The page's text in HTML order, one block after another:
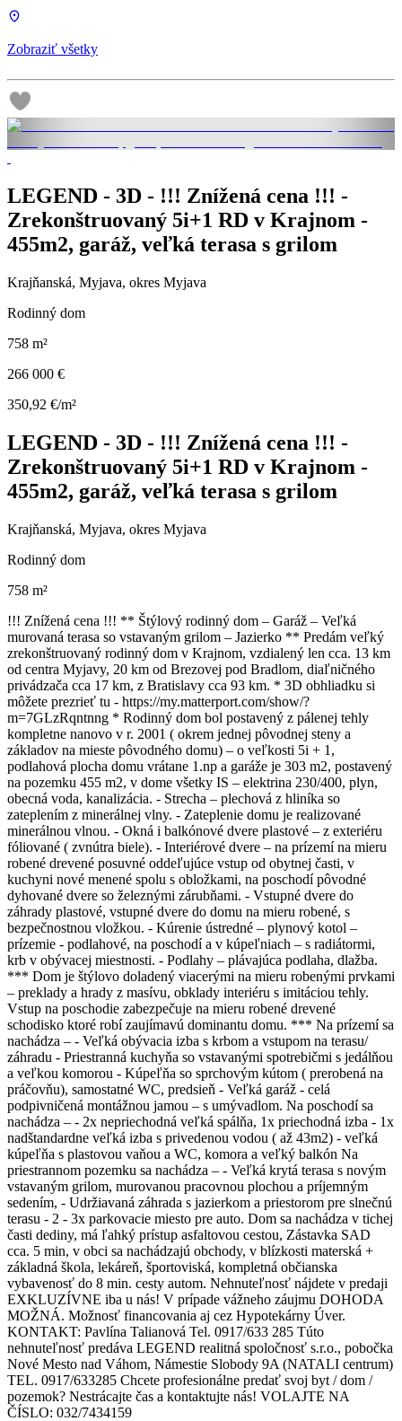
Zobraziť všetky
LEGEND - 3D - !!! Znížená cena !!! -
Zrekonštruovaný 5i+1 RD v Krajnom -
455m2, garáž, veľká terasa s grilom
Krajňanská, Myjava, okres Myjava
Rodinný dom
758 m²
266 000 €
350,92 €/m²
LEGEND - 3D - !!! Znížená cena !!! -
Zrekonštruovaný 5i+1 RD v Krajnom -
455m2, garáž, veľká terasa s grilom
Krajňanská, Myjava, okres Myjava
Rodinný dom
758 m²
!!! Znížená cena !!! ** Štýlový rodinný dom – Garáž – Veľká
murovaná terasa so vstavaným grilom – Jazierko ** Predám veľký
zrekonštruovaný rodinný dom v Krajnom, vzdialený len cca. 13 km
od centra Myjavy, 20 km od Brezovej pod Bradlom, diaľničného
privádzača cca 17 km, z Bratislavy cca 93 km. * 3D obhliadku si
môžete prezrieť tu - https://my.matterport.com/show/?
m=7GLzRqntnng * Rodinný dom bol postavený z pálenej tehly
kompletne nanovo v r. 2001 ( okrem jednej pôvodnej steny a
základov na mieste pôvodného domu) – o veľkosti 5i + 1,
podlahová plocha domu vrátane 1.np a garáže je 303 m2, postavený
na pozemku 455 m2, v dome všetky IS – elektrina 230/400, plyn,
obecná voda, kanalizácia. - Strecha – plechová z hliníka so
zateplením z minerálnej vlny. - Zateplenie domu je realizované
minerálnou vlnou. - Okná i balkónové dvere plastové – z exteriéru
fóliované ( zvnútra biele). - Interiérové dvere – na prízemí na mieru
robené drevené posuvné oddeľujúce vstup od obytnej časti, v
kuchyni nové menené spolu s obložkami, na poschodí pôvodné
dyhované dvere so železnými zárubňami. - Vstupné dvere do
záhrady plastové, vstupné dvere do domu na mieru robené, s
bezpečnostnou vložkou. - Kúrenie ústredné – plynový kotol –
prízemie - podlahové, na poschodí a v kúpeľniach – s radiátormi,
krb v obývacej miestnosti. - Podlahy – plávajúca podlaha, dlažba.
*** Dom je štýlovo doladený viacerými na mieru robenými prvkami
– preklady a hrady z masívu, obklady interiéru s imitáciou tehly.
Vstup na poschodie zabezpečuje na mieru robené drevené
schodisko ktoré robí zaujímavú dominantu domu. *** Na prízemí sa
nachádza – - Veľká obývacia izba s krbom a vstupom na terasu/
záhradu - Priestranná kuchyňa so vstavanými spotrebičmi s jedálňou
a veľkou komorou - Kúpeľňa so sprchovým kútom ( prerobená na
práčovňu), samostatné WC, predsieň - Veľká garáž - celá
podpivničená montážnou jamou – s umývadlom. Na poschodí sa
nachádza – - 2x nepriechodná veľká spálňa, 1x priechodná izba - 1x
nadštandardne veľká izba s privedenou vodou ( až 43m2) - veľká
kúpeľňa s plastovou vaňou a WC, komora a veľký balkón Na
priestrannom pozemku sa nachádza – - Veľká krytá terasa s novým
vstavaným grilom, murovanou pracovnou plochou a príjemným
sedením, - Udržiavaná záhrada s jazierkom a priestorom pre slnečnú
terasu - 2 - 3x parkovacie miesto pre auto. Dom sa nachádza v tichej
časti dediny, má ľahký prístup asfaltovou cestou, Zástavka SAD
cca. 5 min, v obci sa nachádzajú obchody, v blízkosti materská +
základná škola, lekáreň, športoviská, kompletná občianska
vybavenosť do 8 min. cesty autom. Nehnuteľnosť nájdete v predaji
EXKLUZÍVNE iba u nás! V prípade vážneho záujmu DOHODA
MOŽNÁ. Možnosť financovania aj cez Hypotekárny Úver.
KONTAKT: Pavlína Talianová Tel. 0917/633 285 Túto
nehnuteľnosť predáva LEGEND realitná spoločnosť s.r.o., pobočka
Nové Mesto nad Váhom, Námestie Slobody 9A (NATALI centrum)
TEL. 0917/633285 Chcete profesionálne predať svoj byt / dom /
pozemok? Nestrácajte čas a kontaktujte nás! VOLAJTE NA
ČÍSLO: 032/7434159